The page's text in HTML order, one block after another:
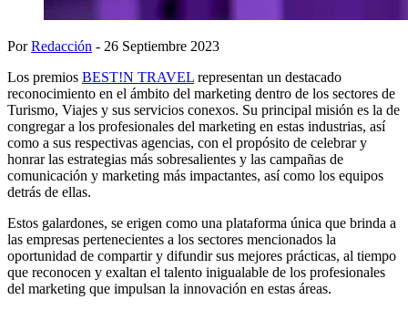
PorRedacción - 26 Septiembre 2023
Los premios BEST!N TRAVEL representan un destacado
reconocimiento en el ámbito del marketing dentro de los sectores de
Turismo, Viajes y sus servicios conexos. Su principal misión es la de
congregar a los profesionales del marketing en estas industrias, así
como a sus respectivas agencias, con el propósito de celebrar y
honrar las estrategias más sobresalientes y las campañas de
comunicación y marketing más impactantes, así como los equipos
detrás de ellas.
Estos galardones, se erigen como una plataforma única que brinda a
las empresas pertenecientes a los sectores mencionados la
oportunidad de compartir y difundir sus mejores prácticas, al tiempo
que reconocen y exaltan el talento inigualable de los profesionales
del marketing que impulsan la innovación en estas áreas.